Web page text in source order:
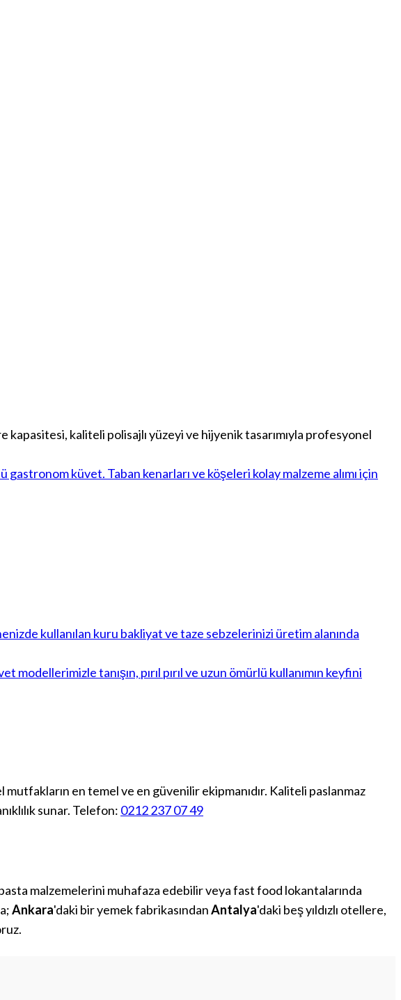
kaliteli polisajlı yüzeyi ve hijyenik tasarımıyla profesyonel
mutfakların en temel ve en güvenilir ekipmanıdır. Kaliteli paslanmaz
sunar. Telefon: 0212 237 07 49
malzemelerini muhafaza edebilir veya fast food lokantalarında
Ankara'daki bir yemek fabrikasındanAntalya'daki beş yıldızlı otellere,